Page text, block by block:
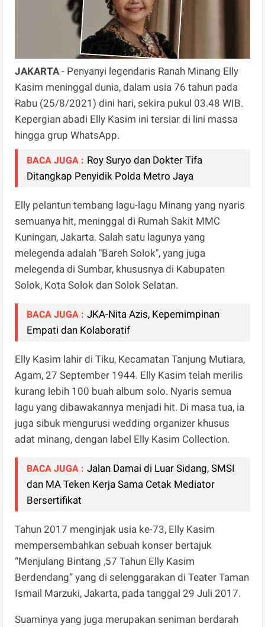
JAKARTA - Penyanyi legendaris Ranah Minang Elly
Kasim meninggal dunia, dalam usia 76 tahun pada
Rabu (25/8/2021) dini hari, sekira pukul 03.48 WIB.
Kepergian abadi Elly Kasim ini tersiar di lini massa
hingga grup WhatsApp.
BACA JUGA : Roy Suryo dan Dokter Tifa
Ditangkap Penyidik Polda Metro Jaya
Elly pelantun tembang lagu-lagu Minang yang nyaris
semuanya hit, meninggal di Rumah Sakit MMC
Kuningan, Jakarta. Salah satu lagunya yang
melegenda adalah "Bareh Solok", yang juga
melegenda di Sumbar, khususnya di Kabupaten
Solok, Kota Solok dan Solok Selatan.
BACA JUGA : JKA-Nita Azis, Kepemimpinan
Empati dan Kolaboratif
Elly Kasim lahir di Tiku, Kecamatan Tanjung Mutiara,
Agam, 27 September 1944. Elly Kasim telah merilis
kurang lebih 100 buah album solo. Nyaris semua
lagu yang dibawakannya menjadi hit. Di masa tua, ia
juga sibuk mengurusi wedding organizer khusus
adat minang, dengan label Elly Kasim Collection.
BACA JUGA : Jalan Damai di Luar Sidang, SMSI
dan MA Teken Kerja Sama Cetak Mediator
Bersertifikat
Tahun 2017 menginjak usia ke-73, Elly Kasim
mempersembahkan sebuah konser bertajuk
“Menjulang Bintang ,57 Tahun Elly Kasim
Berdendang” yang di selenggarakan di Teater Taman
Ismail Marzuki, Jakarta, pada tanggal 29 Juli 2017.
Suaminya yang juga merupakan seniman berdarah